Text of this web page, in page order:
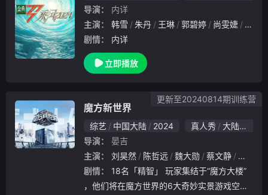
导演：
内详
主演：
韩雪 朱丹 王琳 郭碧婷 尚雯婕
何洁
剧情：
内详
立即播放
魔方新世界
综艺 中国大陆 2024 真人秀
大陆综艺
导演：
晏吉
主演：
刘昊然 陈哲远 魏大勋 蔡文静 吴昕
剧情：
，他们将在魔方世界的6大奇妙实景游戏空间
更新至20240814期训练营